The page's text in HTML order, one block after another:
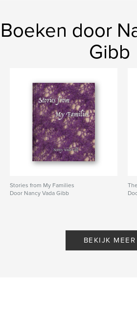
Boeken door
Gibb
Stories from My Families
Door Nancy Vada Gibb
BEKIJK MEER